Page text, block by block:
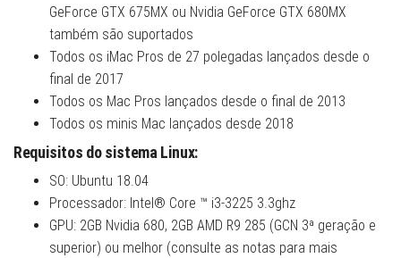
GeForce GTX 675MX ou Nvidia GeForce GTX 680MX
também são suportados
Todos os iMac Pros de 27 polegadas lançados desde o
final de 2017
Todos os Mac Pros lançados desde o final de 2013
Todos os minis Mac lançados desde 2018
Requisitos do sistema Linux:
SO: Ubuntu 18.04
Processador: Intel® Core ™ i3-3225 3.3ghz
GPU: 2GB Nvidia 680, 2GB AMD R9 285 (GCN 3ª geração e
superior) ou melhor (consulte as notas para mais